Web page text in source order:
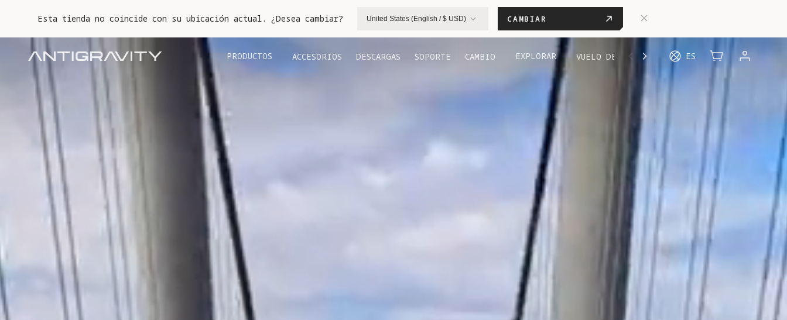
Esta tienda no coincide con su ubicación actual. ¿Desea cambiar? United States (English / $ USD) CAMBIAR
PRODUCTOS ACCESORIOS DESCARGAS SOPORTE CAMBIO EXPLORAR VUELO DE PRUEBA ES